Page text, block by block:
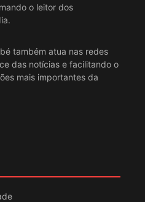
o leitor dos
também atua nas redes
das notícias e facilitando o
mais importantes da